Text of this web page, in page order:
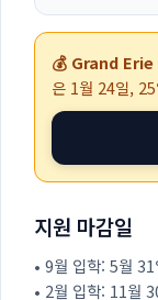
💰 Grand Erie
은 1월 24일,
지원 마감일
• 9월 입학: 5월 31
• 2월 입학: 11월